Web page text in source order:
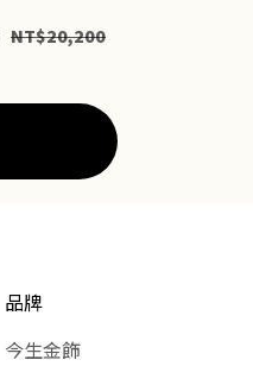
NT$20,200
品牌
今生金飾